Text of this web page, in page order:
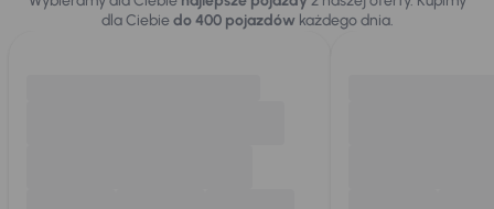
dla Ciebiedo 400 pojazdówkażdego dnia.